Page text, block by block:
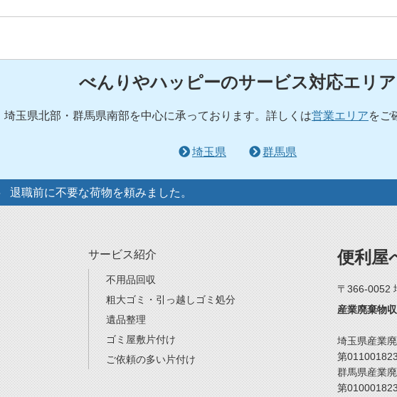
べんりやハッピーのサービス対応エリア
埼玉県北部・群馬県南部を中心に承っております。詳しくは営業エリアをご
埼玉県 群馬県
退職前に不要な荷物を頼みました。
サービス紹介
不用品回収
粗大ゴミ・引っ越しゴミ処分
遺品整理
ゴミ屋敷片付け
ご依頼の多い片付け
便利屋
〒366-0052
産業廃棄物
埼玉県産業
第
群馬県産業
第